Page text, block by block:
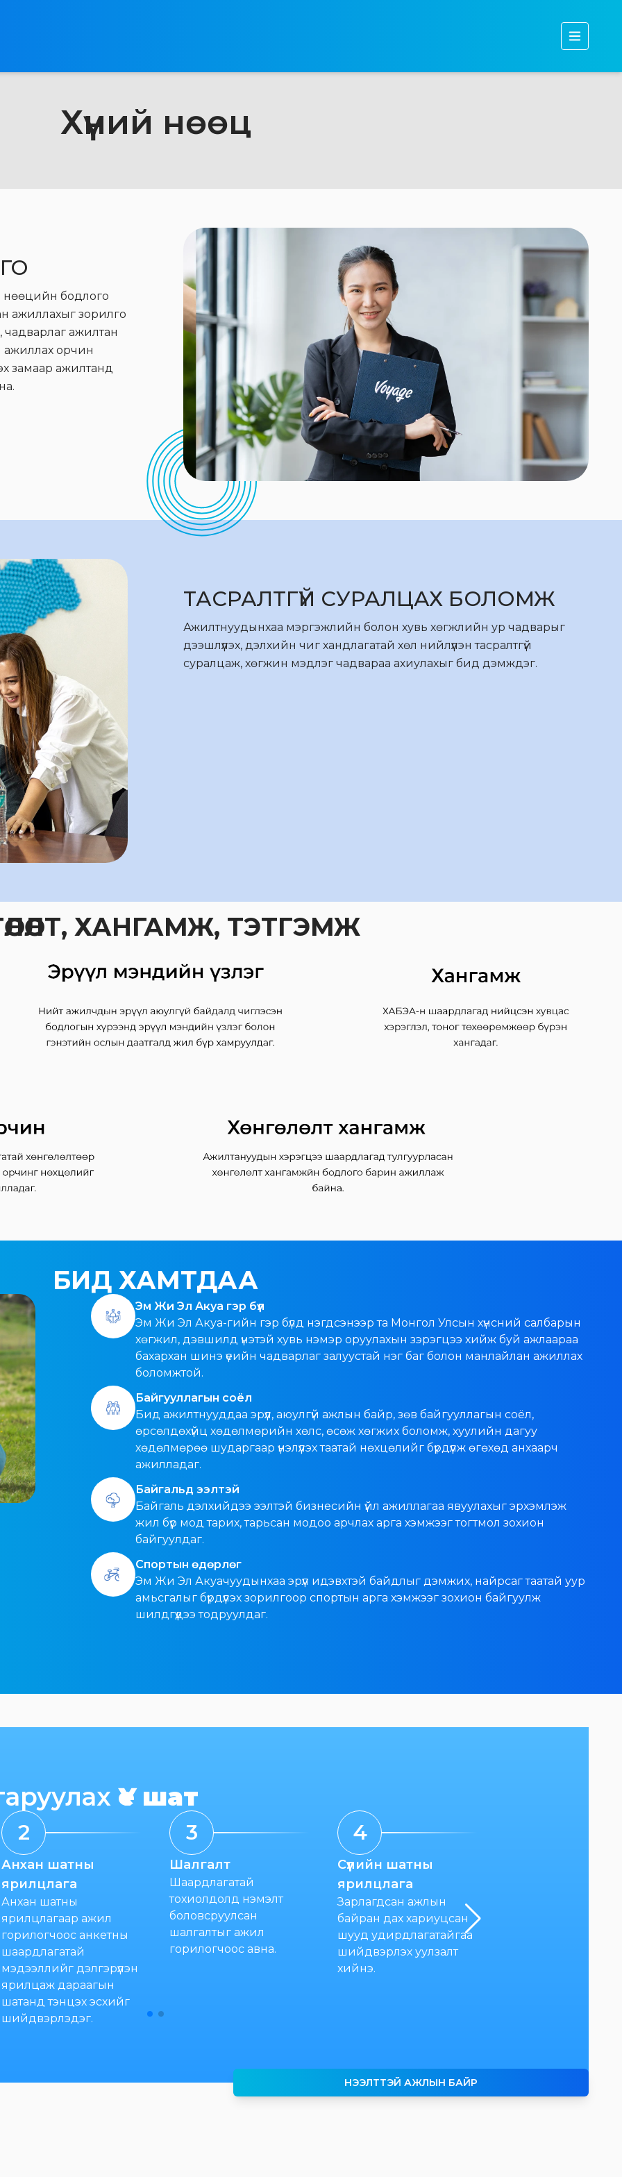
Хүний нөөц
нөөцийн бодлого
ажиллахыг зорилго
чадварлаг ажилтан
ажиллах орчин
замаар ажилтанд
байна.
ТАСРАЛТГҮЙ СУРАЛЦАХ БОЛОМЖ
Ажилтнуудынхаа мэргэжлийн болон хувь хөгжлийн ур чадварыг
дээшлүүлэх, дэлхийн чиг хандлагатай хөл нийлүүлэн тасралтгүй
суралцаж, хөгжин мэдлэг чадвараа ахиулахыг бид дэмждэг.
ХАНГАМЖ, ТЭТГЭМЖ
БИД ХАМТДАА
Эм Жи Эл Акуа гэр бүл
Эм Жи Эл Акуа-гийн гэр бүлд нэгдсэнээр та Монгол Улсын хүнсний салбарын
хөгжил, дэвшилд үнэтэй хувь нэмэр оруулахын зэрэгцээ хийж буй ажлаараа
бахархан шинэ үеийн чадварлаг залуустай нэг баг болон манлайлан ажиллах
боломжтой.
Байгууллагын соёл
Бид ажилтнууддаа эрүүл, аюулгүй ажлын байр, зөв байгууллагын соёл,
өрсөлдөхүйц хөдөлмөрийн хөлс, өсөж хөгжих боломж, хуулийн дагуу
хөдөлмөрөө шударгаар үнэлүүлэх таатай нөхцөлийг бүрдүүлж өгөхөд анхаарч
ажилладаг.
Байгальд ээлтэй
Байгаль дэлхийдээ ээлтэй бизнесийн үйл ажиллагаа явуулахыг эрхэмлэж
жил бүр мод тарих, тарьсан модоо арчлах арга хэмжээг тогтмол зохион
байгуулдаг.
Спортын өдөрлөг
Эм Жи Эл Акуачуудынхаа эрүүл идэвхтэй байдлыг дэмжих, найрсаг таатай уур
амьсгалыг бүрдүүлэх зорилгоор спортын арга хэмжээг зохион байгуулж
шилдгүүдээ тодруулдаг.
Үе шат
2
Анхан шатны
ярилцлага
Анхан шатны
ярилцлагаар ажил
горилогчоос анкетны
шаардлагатай
мэдээллийг дэлгэрүүлэн
ярилцаж дараагын
шатанд тэнцэх эсхийг
шийдвэрлэдэг.
3
Шалгалт
Шаардлагатай
тохиолдолд нэмэлт
боловсруулсан
шалгалтыг ажил
горилогчоос авна.
4
Сүүлийн шатны
ярилцлага
Зарлагдсан ажлын
байран дах хариуцсан
шууд удирдлагатайгаа
шийдвэрлэх уулзалт
хийнэ.
НЭЭЛТТЭЙ АЖЛЫН БАЙР